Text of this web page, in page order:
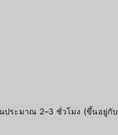
ประมาณ 2–3 ชั่วโมง (ขึ้นอยู่กั